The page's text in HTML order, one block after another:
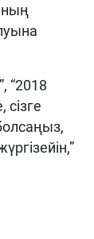
“2018